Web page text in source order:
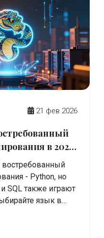
21 фев 2026
в 2026
востребованный
- Python, но
SQL также играют
язык в